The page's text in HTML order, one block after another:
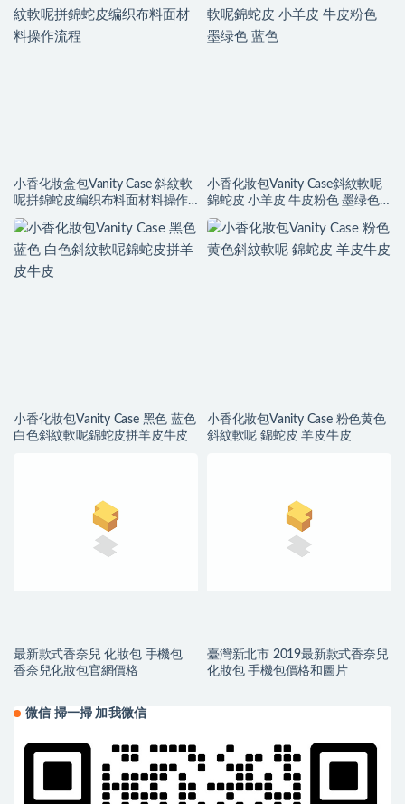
小香化妝盒包Vanity Case 斜紋軟
呢拼錦蛇皮编织布料面材料操作
流程
小香化妝包Vanity Case斜紋軟呢
錦蛇皮 小羊皮 牛皮粉色 墨绿色
蓝色
小香化妝包Vanity Case 黑色 蓝色
白色斜紋軟呢錦蛇皮拼羊皮牛皮
小香化妝包Vanity Case 粉色黄色
斜紋軟呢 錦蛇皮 羊皮牛皮
最新款式香奈兒 化妝包 手機包
香奈兒化妝包官網價格
臺灣新北市 2019最新款式香奈兒
化妝包 手機包價格和圖片
微信 掃一掃 加我微信